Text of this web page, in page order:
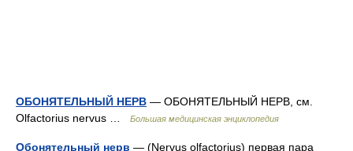
ОБОНЯТЕЛЬНЫЙ НЕРВ — ОБОНЯТЕЛЬНЫЙ НЕРВ, см.
Olfactorius nervus …
Большая медицинская энциклопедия
Обонятельный нерв — (Nervus olfactorius) первая пара